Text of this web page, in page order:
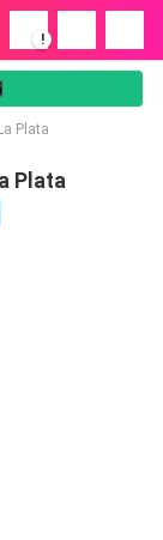
!
Plata
Plata